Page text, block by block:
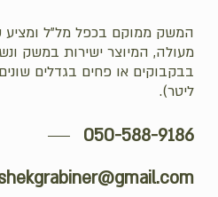
המשק ממוקם בכפל מל”ל ומציע
מעולה, המיוצר ישירות במשק
ליטר).
050-588-9186